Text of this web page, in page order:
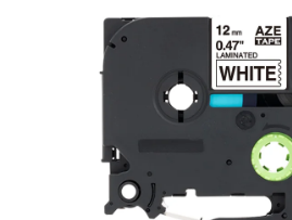
5
hvězdiček.